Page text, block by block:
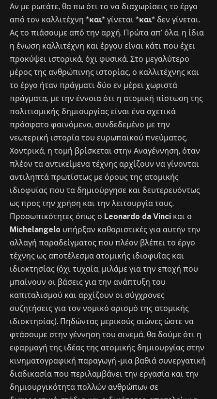
Αν με ρωτάτε, θα πω ότι το να διαχωρίσεις το έργο
από τον καλλιτέχνη *και* γίνεται *και* δεν γίνεται.
Ας το πιάσουμε από την αρχή. Πρώτα απ’ όλα, η ίδια
η ένωση καλλιτέχνη και έργου είναι κάτι που έχει
προκύψει ιστορικά, όχι φυσικά. Στο μεγαλύτερο
μέρος της ανθρώπινης ιστορίας, ο καλλιτέχνης και
το έργο ήταν πράγματι δύο εν μέρει χωριστά
πράγματα, με την έννοια ότι η ατομική πίστωση της
πολιτισμικής δημιουργίας είναι ένα σχετικά
πρόσφατο φαινόμενο, συνδεδεμένο με την
νεωτερική ιστορία του ευρωπαϊκού πνεύματος.
Χοντρικά, η τομή βρίσκεται στην Αναγέννηση, όταν
πλέον τα αντικείμενα τέχνης αρχίζουν να γίνονται
αντιληπτά πρωτίστως με όρους της ατομικής
ιδιοφυίας που τα δημιούργησε και δευτερευόντως
ως προς την χρήση και την λειτουργία τους.
Προσωπικότητες όπως ο Leonardo da Vinci και ο
Michelangelo υπήρξαν καθοριστικές για αυτήν την
αλλαγή παραδείγματος που πλέον βλέπει το έργο
τέχνης ως αποτέλεσμα ατομικής ιδιοφυΐας και
ιδιοκτησίας (όχι τυχαία, μιλάμε για την εποχή που
μπαίνουν οι βάσεις για την ανάπτυξη του
καπιταλισμού και αρχίζουν οι σύγχρονες
συζητήσεις για τον νομικό ορισμό της ατομικής
ιδιοκτησίας). Πηδώντας μερικούς αιώνες ώστε να
φτάσουμε στην γέννηση του σινεμά, θα δούμε ότι η
εφαρμογή της ιδέας της ατομικής δημιουργίας στην
κινηματογραφική παραγωγή -μια βαθιά συνεργατική
διαδικασία που περιλαμβάνει την εργασία και την
δημιουργικότητα πολλών ανθρώπων σε